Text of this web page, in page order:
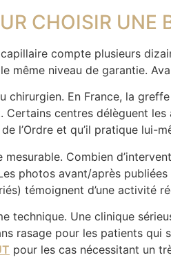
CHOISIR
compte plusieurs
même niveau de garantie.
chirurgien. En France, la
Certains centres délèguent
l’Ordre et qu’il pratique lui-
mesurable. Combien
photos avant/après
témoignent d’une activité
technique. Une clinique
rasage pour les patients
pour les cas nécessitant un